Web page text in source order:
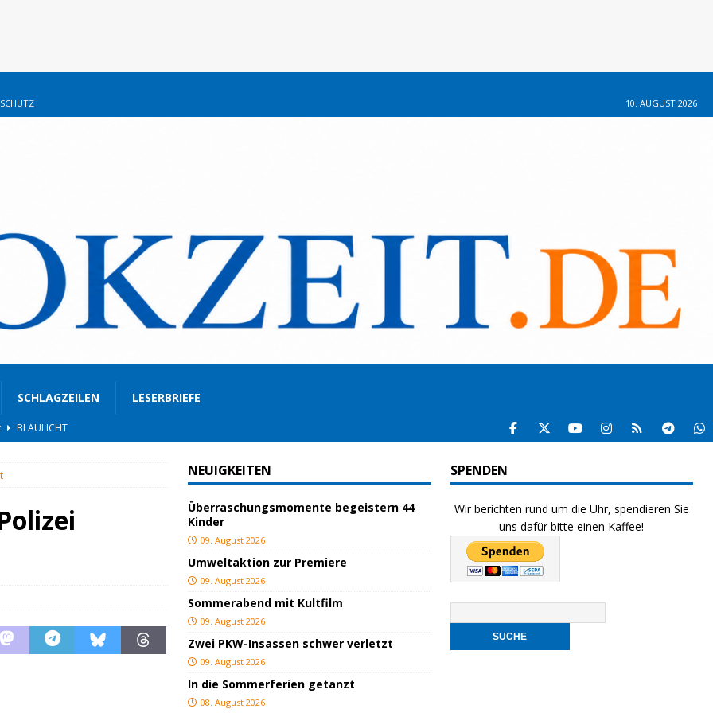
10. AUGUST 2026
SCHLAGZEILEN LESERBRIEFE
BLAULICHT
GESELLSCHAFT
BILDUNG
NEUIGKEITEN
Überraschungsmomente begeistern 44
Kinder
09. August 2026
Umweltaktion zur Premiere
09. August 2026
Sommerabend mit Kultfilm
09. August 2026
Zwei PKW-Insassen schwer verletzt
09. August 2026
In die Sommerferien getanzt
08. August 2026
SPENDEN
Wir berichten rund um die Uhr, spendieren Sie
uns dafür bitte einen Kaffee!